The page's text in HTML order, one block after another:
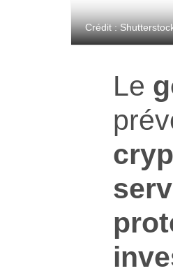
Crédit :
Le